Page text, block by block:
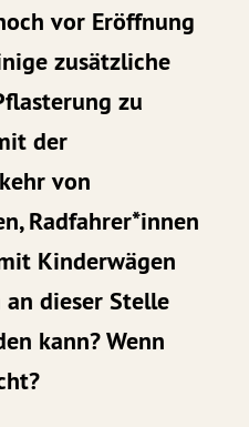
vor Eröffnung
zusätzliche
zu
der
von
Radfahrer*innen
Kinderwägen
dieser Stelle
kann? Wenn